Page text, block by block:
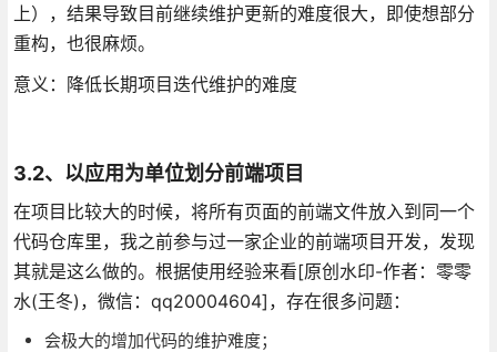
上），结果导致目前继续维护更新的难度很大，即使想部分
重构，也很麻烦。
意义：降低长期项目迭代维护的难度
3.2、以应用为单位划分前端项目
在项目比较大的时候，将所有页面的前端文件放入到同一个
代码仓库里，我之前参与过一家企业的前端项目开发，发现
其就是这么做的。根据使用经验来看[原创水印-作者：零零
水(王冬)，微信：qq20004604]，存在很多问题：
会极大的增加代码的维护难度；